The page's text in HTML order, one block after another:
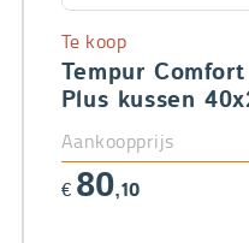
Tempur Comfort
Plus kussen
Te koop
Aankoopprijs
€ 80,10